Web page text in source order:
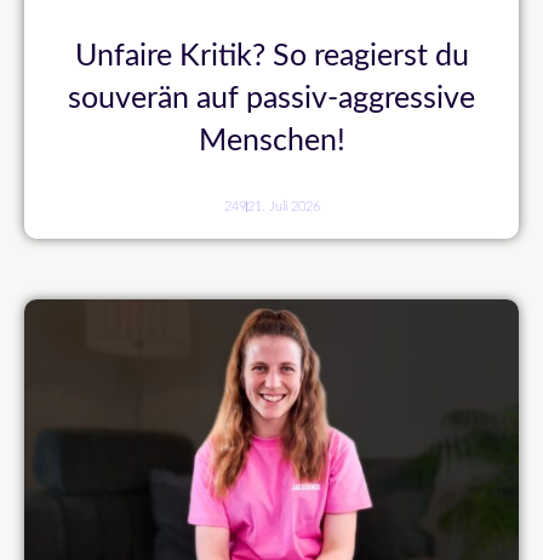
Unfaire Kritik? So reagierst du
souverän auf passiv-aggressive
Menschen!
249 21. Juli 2026